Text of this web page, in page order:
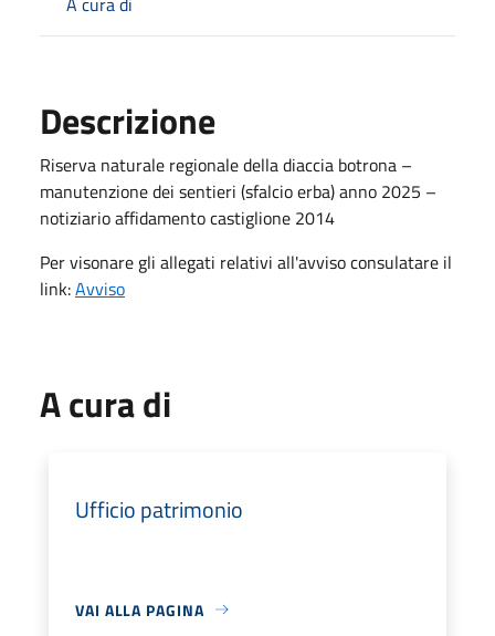
Descrizione
Riserva naturale regionale della diaccia botrona –
manutenzione dei sentieri (sfalcio erba) anno 2025 –
notiziario affidamento castiglione 2014
Per visonare gli allegati relativi all'avviso consulatare il
link:Avviso
A cura di
Ufficio patrimonio
VAI ALLA PAGINA